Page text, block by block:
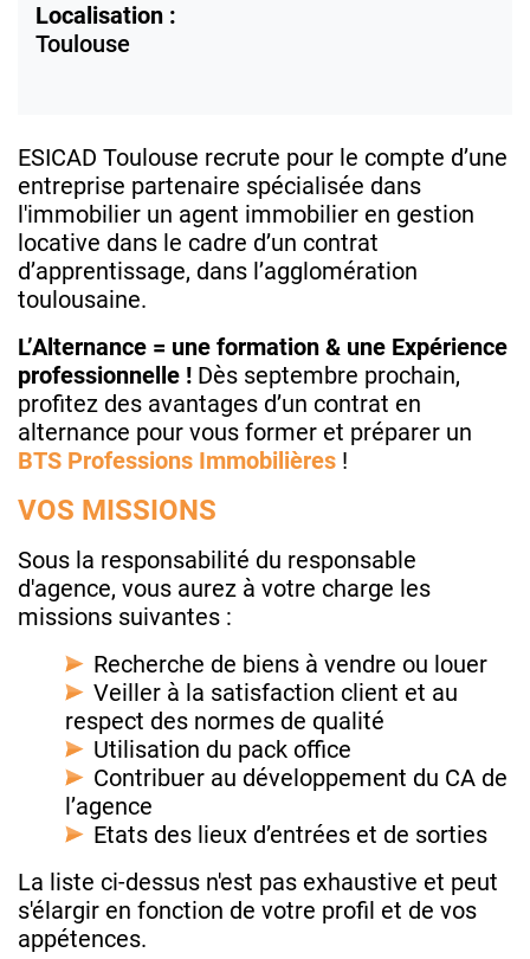
Localisation :
Toulouse
ESICAD Toulouse recrute pour le compte d’une
entreprise partenaire spécialisée dans
l'immobilier un agent immobilier en gestion
locative dans le cadre d’un contrat
d’apprentissage, dans l’agglomération
toulousaine.
L’Alternance = une formation & une Expérience
professionnelle ! Dès septembre prochain,
profitez des avantages d’un contrat en
alternance pour vous former et préparer un
BTS Professions Immobilières !
VOS MISSIONS
Sous la responsabilité du responsable
d'agence, vous aurez à votre charge les
missions suivantes :
Recherche de biens à vendre ou louer
Veiller à la satisfaction client et au
respect des normes de qualité
Utilisation du pack office
Contribuer au développement du CA de
l’agence
Etats des lieux d’entrées et de sorties
La liste ci-dessus n'est pas exhaustive et peut
s'élargir en fonction de votre profil et de vos
appétences.